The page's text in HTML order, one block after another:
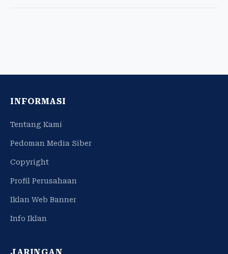
INFORMASI
Tentang Kami
Pedoman Media Siber
Copyright
Profil Perusahaan
Iklan Web Banner
Info Iklan